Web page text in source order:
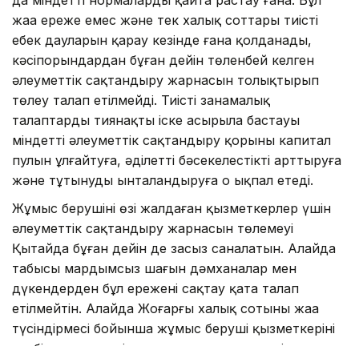
жаңа ереже емес және тек халық соттары тиісті
еңбек дауларын қарау кезінде ғана қолданады,
кәсіпорындардан бұған дейін төленбей келген
әлеуметтік сақтандыру жарнасын толықтырып
төлеу талап етілмейді. Тиісті заңнамалық
талаптардың тиянақты іске асырыла бастауы
міндетті әлеуметтік сақтандыру қорының капитал
пулын ұлғайтуға, әділетті бәсекелестікті арттыруға
және тұтынуды ынталандыруға оң ықпал етеді.
Жұмыс берушінің өзі жалдаған қызметкерлер үшін
әлеуметтік сақтандыру жарнасын төлемеуі
Қытайда бұған дейін де заңсыз саналатын. Алайда
табысы мардымсыз шағын дәмханалар мен
дүкендерден бұл ережені сақтау қатаң талап
етілмейтін. Алайда Жоғарғы халық сотының жаңа
түсіндірмесі бойынша жұмыс беруші қызметкерінің